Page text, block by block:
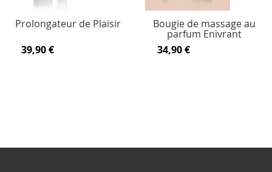
Prolongateur de Plaisir
39,90 €
Bougie de massage au
parfum Enivrant
34,90 €